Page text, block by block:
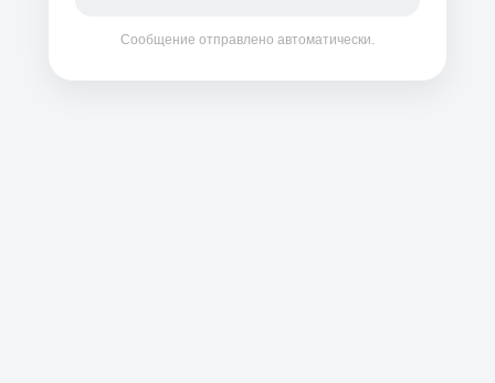
Сообщение отправлено автоматически.